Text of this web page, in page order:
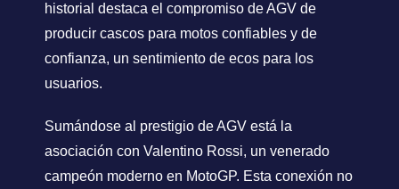
historial destaca el compromiso de AGV de
producir cascos para motos confiables y de
confianza, un sentimiento de ecos para los
usuarios.
Sumándose al prestigio de AGV está la
asociación con Valentino Rossi, un venerado
campeón moderno en MotoGP. Esta conexión no